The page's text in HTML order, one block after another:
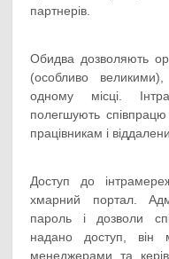
партнерів.
Обидва дозволяють
(особливо
одному місці.
полегшують
працівникам і
Доступ до
хмарний портал.
пароль і дозволи
надано доступ, він
менеджерами та